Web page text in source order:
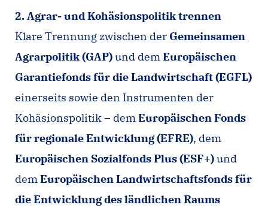
2. Agrar- und Kohäsionspolitik trennen
Klare Trennung zwischen der Gemeinsamen
Agrarpolitik (GAP)und demEuropäischen
Garantiefonds für die Landwirtschaft (EGFL)
einerseits sowie den Instrumenten der
Kohäsionspolitik – demEuropäischen Fonds
für regionale Entwicklung (EFRE), dem
Europäischen Sozialfonds Plus (ESF+)und
demEuropäischen Landwirtschaftsfonds für
die Entwicklung des ländlichen Raums